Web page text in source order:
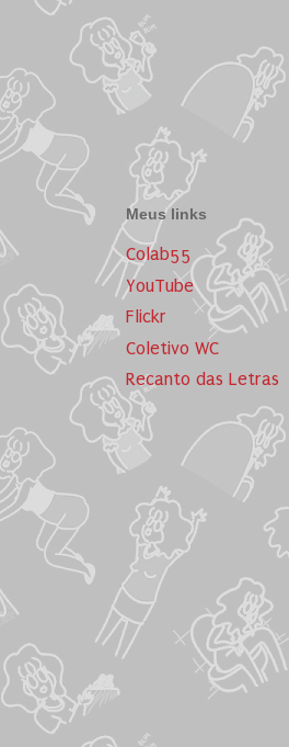
Meus links
Colab55
YouTube
Flickr
Coletivo WC
Recanto das Letras